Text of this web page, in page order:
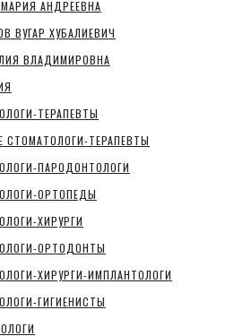
АНДРЕЕВНА
ВУГАР ХУБАЛИЕВИЧ
ВЛАДИМИРОВНА
ТЕРАПЕВТЫ
СТОМАТОЛОГИ-ТЕРАПЕВТЫ
ПАРОДОНТОЛОГИ
ОРТОПЕДЫ
ХИРУРГИ
ОРТОДОНТЫ
ХИРУРГИ-ИМПЛАНТОЛОГИ
ГИГИЕНИСТЫ